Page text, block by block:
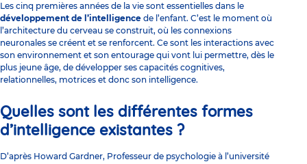
Les cinq premières années de la vie sont essentielles dans le
développement de l’intelligence de l’enfant. C’est le moment où
l’architecture du cerveau se construit, où les connexions
neuronales se créent et se renforcent. Ce sont les interactions avec
son environnement et son entourage qui vont lui permettre, dès le
plus jeune âge, de développer ses capacités cognitives,
relationnelles, motrices et donc son intelligence.
Quelles sont les différentes formes
d’intelligence existantes ?
D’après Howard Gardner, Professeur de psychologie à l’université